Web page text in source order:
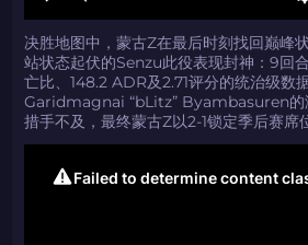
决胜地图中，蒙古Z在最后时刻找回巅峰
站状态起伏的Senzu此役表现封神：9回
亡比、148.2 ADR及2.71评分的统治级数
Garidmagnai “bLitz” Byambasuren的
措手不及，最终蒙古Z以2-1锁定季后赛席